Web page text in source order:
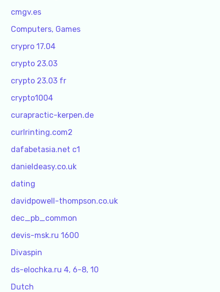
cmgv.es
Computers, Games
crypro 17.04
crypto 23.03
crypto 23.03 fr
crypto1004
curapractic-kerpen.de
curlrinting.com2
dafabetasia.net c1
danieldeasy.co.uk
dating
davidpowell-thompson.co.uk
dec_pb_common
devis-msk.ru 1600
Divaspin
ds-elochka.ru 4, 6-8, 10
Dutch